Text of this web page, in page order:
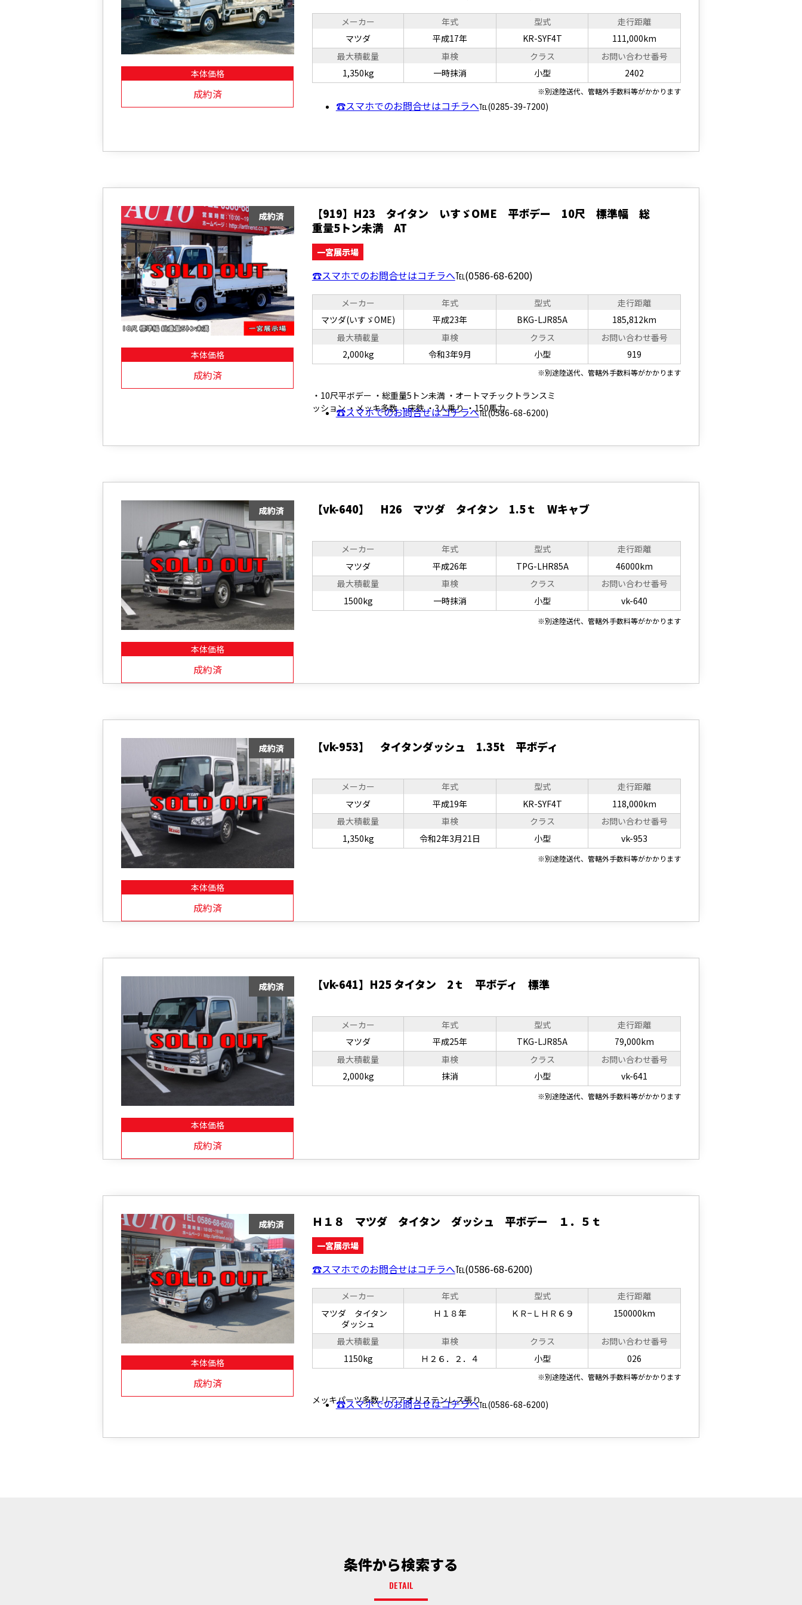
本体価格
成約済
メーカー 年式 型式
走行距離
マツダ
平成17年 KR-SYF4T
111,000km
最大積載量
車検 クラス
お問い合わせ番号
1,350kg
一時抹消 小型 2402
※別途陸送代、管轄外手数料等がかかります
☎スマホでのお問合せはコチラへ℡(0285-39-7200)
本体価格
成約済
【919】H23 タイタン いすゞOME 平ボデー 10尺 標準幅 総
重量5トン未満 AT
一宮展示場
☎スマホでのお問合せはコチラへ℡(0586-68-6200)
メーカー 年式 型式
走行距離
マツダ(いすゞOME)
平成23年 BKG-LJR85A
185,812km
最大積載量
車検 クラス
お問い合わせ番号
2,000kg
令和3年9月 小型 919
※別途陸送代、管轄外手数料等がかかります
・10尺平ボデー ・総重量5トン未満 ・オートマチックトランスミ
ッション ・メッキ多数 ・床鉄 ・3人乗り ・150馬力
☎スマホでのお問合せはコチラへ℡(0586-68-6200)
本体価格
成約済
【vk-640】 H26 マツダ タイタン 1.5ｔ Wキャブ
メーカー 年式 型式
走行距離
マツダ
平成26年 TPG-LHR85A
46000km
最大積載量
車検 クラス
お問い合わせ番号
1500kg
一時抹消 小型 vk-640
※別途陸送代、管轄外手数料等がかかります
本体価格
成約済
【vk-953】 タイタンダッシュ 1.35t 平ボディ
メーカー 年式 型式
走行距離
マツダ
平成19年 KR-SYF4T
118,000km
最大積載量
車検 クラス
お問い合わせ番号
1,350kg
令和2年3月21日 小型 vk-953
※別途陸送代、管轄外手数料等がかかります
本体価格
成約済
【vk-641】H25 タイタン 2ｔ 平ボディ 標準
メーカー 年式 型式
走行距離
マツダ
平成25年 TKG-LJR85A
79,000km
最大積載量
車検 クラス
お問い合わせ番号
2,000kg
抹消 小型 vk-641
※別途陸送代、管轄外手数料等がかかります
本体価格
成約済
Ｈ１８ マツダ タイタン ダッシュ 平ボデー １．５ｔ
一宮展示場
☎スマホでのお問合せはコチラへ℡(0586-68-6200)
メーカー 年式 型式
走行距離
マツダ タイタン
ダッシュ
Ｈ１８年 ＫＲ−ＬＨＲ６９ 150000km
最大積載量 車検 クラス
お問い合わせ番号
1150kg
Ｈ２６．２．４ 小型 026
※別途陸送代、管轄外手数料等がかかります
メッキパーツ多数 リアアオリステンレス張り
☎スマホでのお問合せはコチラへ℡(0586-68-6200)
条件から検索する
DETAIL